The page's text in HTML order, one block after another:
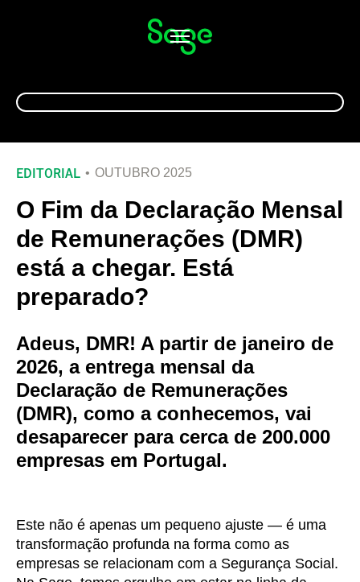
Alternar
navegação
EDITORIAL OUTUBRO 2025
O Fim da Declaração Mensal
de Remunerações (DMR)
está a chegar. Está
preparado?
Adeus, DMR! A partir de janeiro de
2026, a entrega mensal da
Declaração de Remunerações
(DMR), como a conhecemos, vai
desaparecer para cerca de 200.000
empresas em Portugal.
Este não é apenas um pequeno ajuste — é uma
transformação profunda na forma como as
empresas se relacionam com a Segurança Social .